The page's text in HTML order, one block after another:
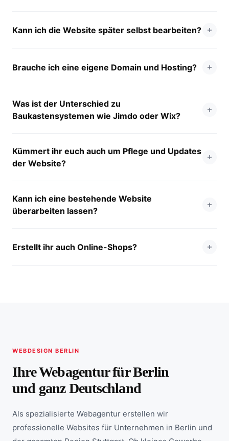
Kann ich die Website später selbst bearbeiten?
Brauche ich eine eigene Domain und Hosting?
Was ist der Unterschied zu
Baukastensystemen wie Jimdo oder Wix?
Kümmert ihr euch auch um Pflege und Updates
der Website?
Kann ich eine bestehende Website
überarbeiten lassen?
Erstellt ihr auch Online-Shops?
WEBDESIGN BERLIN
Ihre Webagentur für Berlin
und ganz Deutschland
Als spezialisierte Webagentur erstellen wir
professionelle Websites für Unternehmen in Berlin und